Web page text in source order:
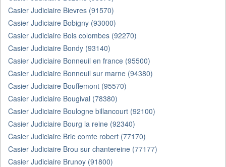
Casier Judiciaire Bievres (91570)
Casier Judiciaire Bobigny (93000)
Casier Judiciaire Bois colombes (92270)
Casier Judiciaire Bondy (93140)
Casier Judiciaire Bonneuil en france (95500)
Casier Judiciaire Bonneuil sur marne (94380)
Casier Judiciaire Bouffemont (95570)
Casier Judiciaire Bougival (78380)
Casier Judiciaire Boulogne billancourt (92100)
Casier Judiciaire Bourg la reine (92340)
Casier Judiciaire Brie comte robert (77170)
Casier Judiciaire Brou sur chantereine (77177)
Casier Judiciaire Brunoy (91800)